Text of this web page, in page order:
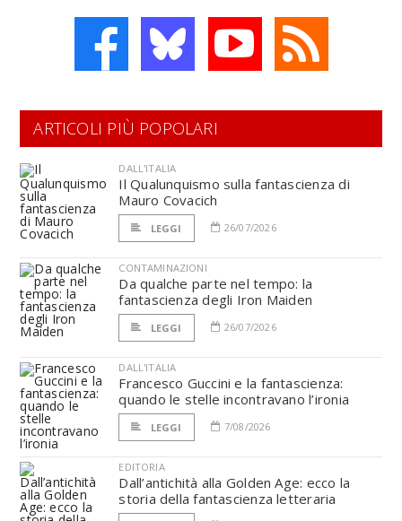
ARTICOLI PIÙ POPOLARI
DALL'ITALIA
Il Qualunquismo sulla fantascienza di
Mauro Covacich
LEGGI 26/07/2026
CONTAMINAZIONI
Da qualche parte nel tempo: la
fantascienza degli Iron Maiden
LEGGI 26/07/2026
DALL'ITALIA
Francesco Guccini e la fantascienza:
quando le stelle incontravano l’ironia
LEGGI 7/08/2026
EDITORIA
Dall’antichità alla Golden Age: ecco la
storia della fantascienza letteraria